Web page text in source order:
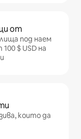
от
под наем
$ USD на
които да